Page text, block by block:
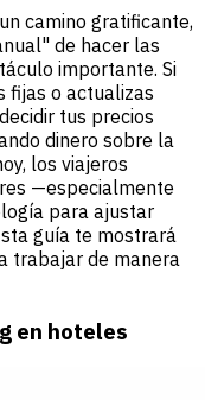
camino gratificante,
de hacer las
importante. Si
fijas o actualizas
tus precios
dinero sobre la
los viajeros
—especialmente
para ajustar
guía te mostrará
trabajar de manera
en hoteles